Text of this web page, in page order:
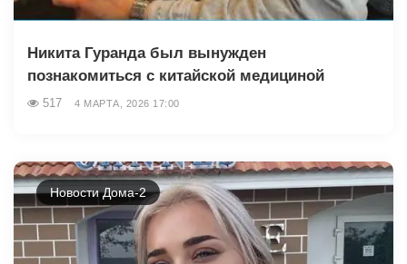
Никита Гуранда был вынужден
познакомиться с китайской медициной
517 4 МАРТА, 2026 17:00
Новости Дома-2